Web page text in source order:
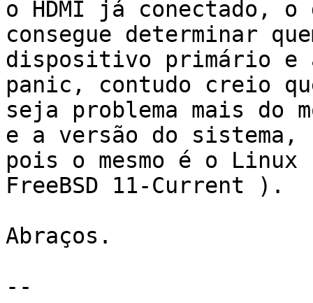
o HDMI já conectado,
consegue determinar
dispositivo primário e
panic, contudo creio
seja problema mais do
e a versão do sistema,
pois o mesmo é o
FreeBSD 11-Current ).
Abraços.
--